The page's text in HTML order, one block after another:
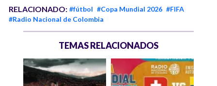
RELACIONADO: #fútbol #Copa Mundial 2026 #FIFA
#Radio Nacional de Colombia
TEMAS RELACIONADOS